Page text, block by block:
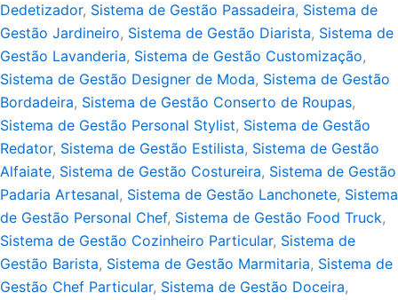
Dedetizador, Sistema de Gestão Passadeira, Sistema de
Gestão Jardineiro, Sistema de Gestão Diarista, Sistema de
Gestão Lavanderia, Sistema de Gestão Customização,
Sistema de Gestão Designer de Moda, Sistema de Gestão
Bordadeira, Sistema de Gestão Conserto de Roupas,
Sistema de Gestão Personal Stylist, Sistema de Gestão
Redator, Sistema de Gestão Estilista, Sistema de Gestão
Alfaiate, Sistema de Gestão Costureira, Sistema de Gestão
Padaria Artesanal, Sistema de Gestão Lanchonete, Sistema
de Gestão Personal Chef, Sistema de Gestão Food Truck,
Sistema de Gestão Cozinheiro Particular, Sistema de
Gestão Barista, Sistema de Gestão Marmitaria, Sistema de
Gestão Chef Particular, Sistema de Gestão Doceira,